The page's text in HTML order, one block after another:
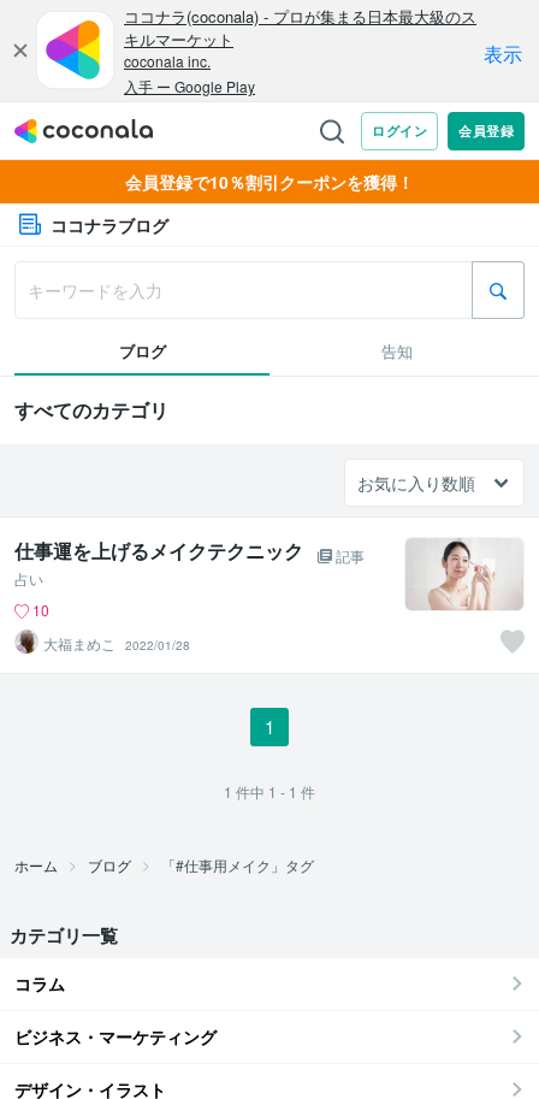
会員登録で10％割引クーポンを獲得！
ココナラブログ
ブログ 告知
すべてのカテゴリ
仕事運を上げるメイクテクニック
記事
占い
10
大福まめこ
2022/01/28
1
1 件中 1 - 1 件
ホーム ブログ 「#仕事用メイク」タグ
カテゴリ一覧
コラム
ビジネス・マーケティング
デザイン・イラスト